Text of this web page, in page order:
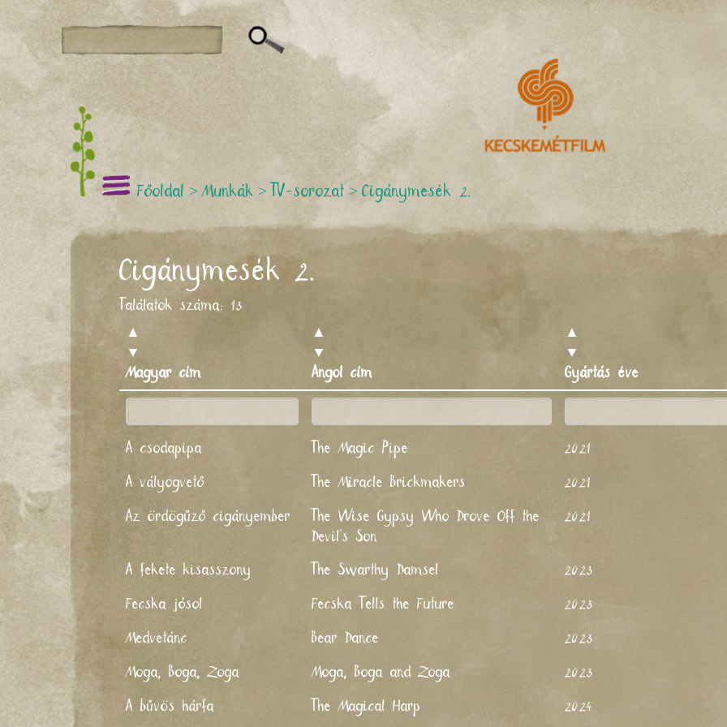
Főoldal > Munkák > TV-sorozat > Cigánymesék 2.
Cigánymesék 2.
Találatok száma: 13
▲
▼
Magyar cím
▲
▼
Angol cím
▲
▼
Gyártás éve
A csodapipa The Magic Pipe 2021
A vályogvető The Miracle Brickmakers 2021
Az ördögűző cigányember
The Wise Gypsy Who Drove Off the
Devil’s Son
2021
A fekete kisasszony The Swarthy Damsel 2023
Fecska jósol Fecska Tells the Future 2023
Medvetánc Bear Dance 2023
Moga, Boga, Zoga Moga, Boga and Zoga 2023
A bűvös hárfa The Magical Harp 2024